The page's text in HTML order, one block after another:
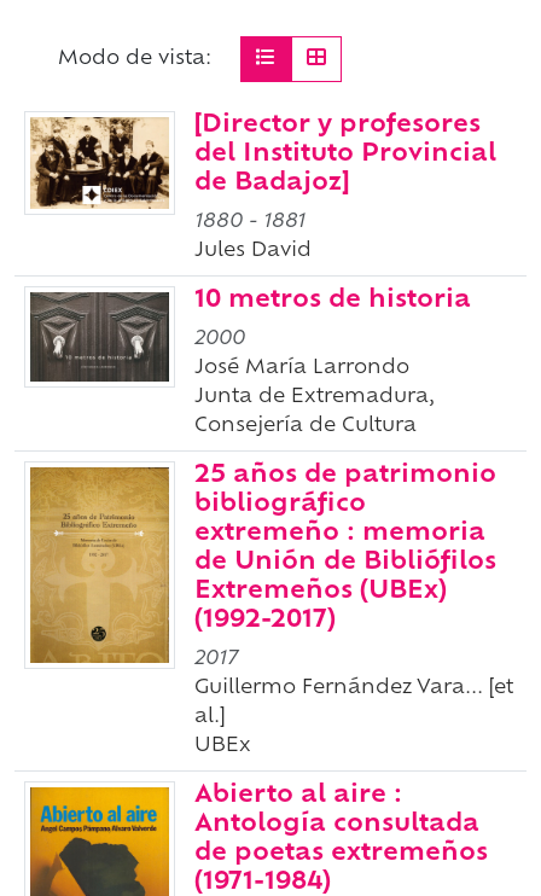
Modo de vista:
[Director y profesores
del Instituto Provincial
de Badajoz]
1880 - 1881
Jules David
10 metros de historia
2000
José María Larrondo
Junta de Extremadura,
Consejería de Cultura
25 años de patrimonio
bibliográfico
extremeño : memoria
de Unión de Bibliófilos
Extremeños (UBEx)
(1992-2017)
2017
Guillermo Fernández Vara... [et
al.]
UBEx
Abierto al aire :
Antología consultada
de poetas extremeños
(1971-1984)